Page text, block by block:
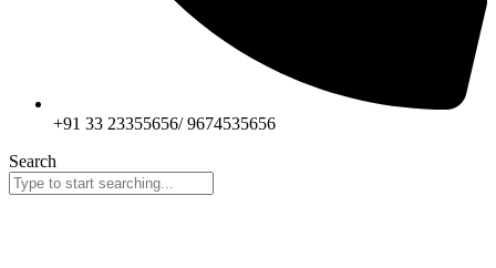
+91 33 23355656/ 9674535656
Search